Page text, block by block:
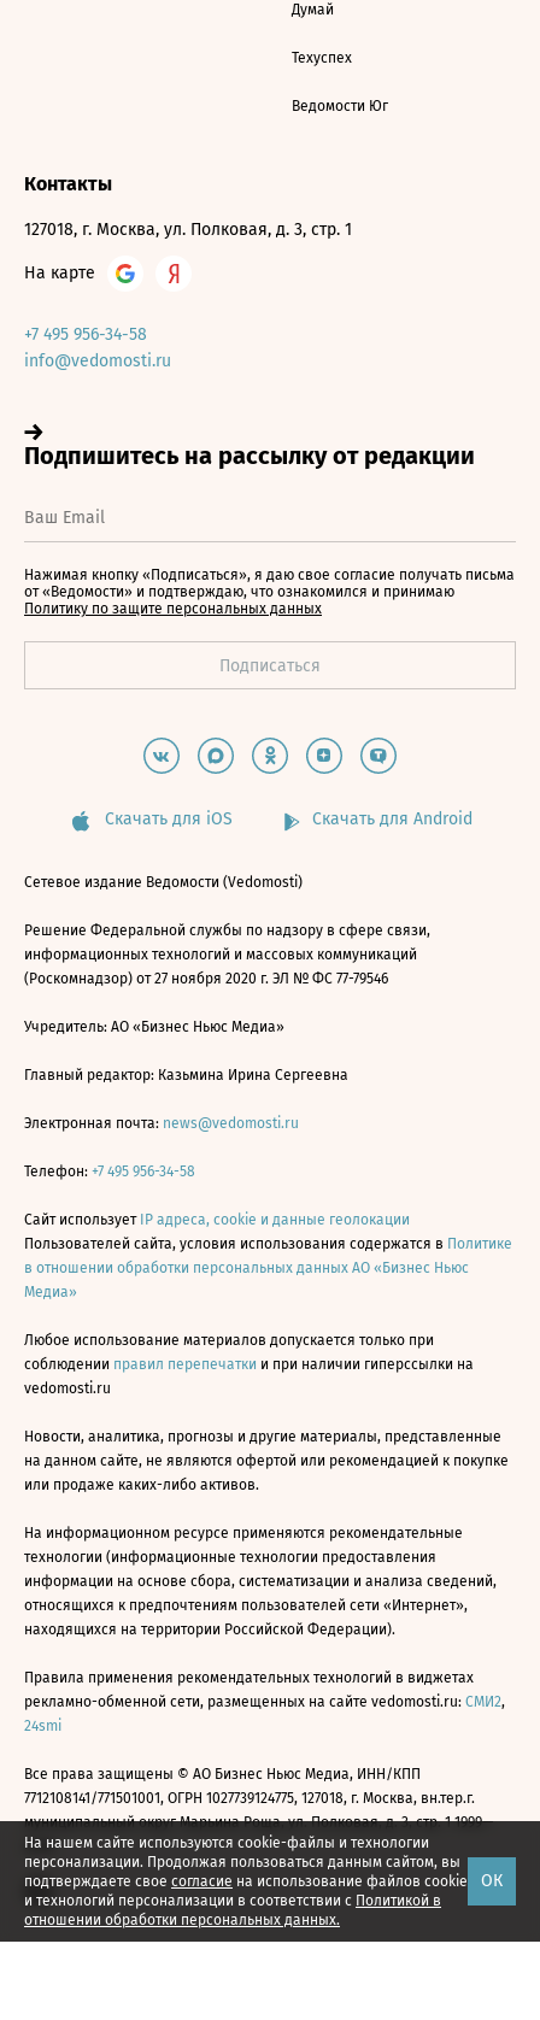
На нашем сайте используются cookie-файлы и технологии
персонализации. Продолжая пользоваться данным сайтом, вы
подтверждаете свое согласие на использование файлов cookie
и технологий персонализации в соответствии с Политикой в
отношении обработки персональных данных.
ОК
Думай
Техуспех
Ведомости Юг
Контакты
127018, г. Москва, ул. Полковая, д. 3, стр. 1
На карте
+7 495 956-34-58
info@vedomosti.ru
Нажимая кнопку «Подписаться», я даю свое согласие получать письма
от «Ведомости» и подтверждаю, что ознакомился и принимаю
Политику по защите персональных данных
Скачать для iOS Скачать для Android
Сетевое издание Ведомости (Vedomosti)
Решение Федеральной службы по надзору в сфере связи,
информационных технологий и массовых коммуникаций
(Роскомнадзор) от 27 ноября 2020 г. ЭЛ № ФС 77-79546
Учредитель: АО «Бизнес Ньюс Медиа»
Главный редактор: Казьмина Ирина Сергеевна
Электронная почта: news@vedomosti.ru
Телефон: +7 495 956-34-58
Сайт использует IP адреса, cookie и данные геолокации
Пользователей сайта, условия использования содержатся в Политике
в отношении обработки персональных данных АО «Бизнес Ньюс
Медиа»
Любое использование материалов допускается только при
соблюдении правил перепечатки и при наличии гиперссылки на
vedomosti.ru
Новости, аналитика, прогнозы и другие материалы, представленные
на данном сайте, не являются офертой или рекомендацией к покупке
или продаже каких-либо активов.
На информационном ресурсе применяются рекомендательные
технологии (информационные технологии предоставления
информации на основе сбора, систематизации и анализа сведений,
относящихся к предпочтениям пользователей сети «Интернет»,
находящихся на территории Российской Федерации).
Правила применения рекомендательных технологий в виджетах
рекламно-обменной сети, размещенных на сайте vedomosti.ru: СМИ2,
24smi
Все права защищены © АО Бизнес Ньюс Медиа, ИНН/КПП
7712108141/771501001, ОГРН 1027739124775, 127018, г. Москва, вн.тер.г.
муниципальный округ Марьина Роща, ул. Полковая, д. 3, стр. 1 1999—
2026